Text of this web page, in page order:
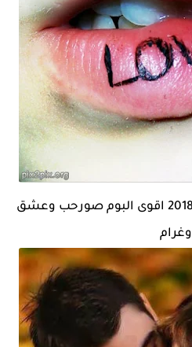
صورحب رومنسيه جديدة 2018 اقوى البوم صورحب وعشق
وغرام